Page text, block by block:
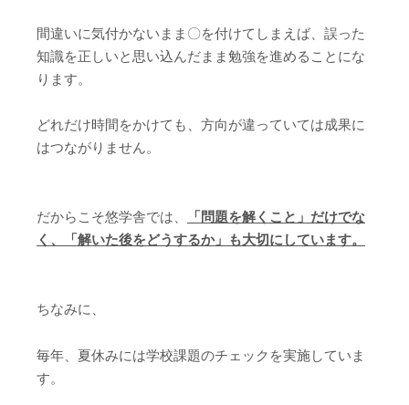
間違いに気付かないまま〇を付けてしまえば、誤った
知識を正しいと思い込んだまま勉強を進めることにな
ります。
どれだけ時間をかけても、方向が違っていては成果に
はつながりません。
だからこそ悠学舎では、
「問題を解くこと」だけでな
く、「解いた後をどうするか」も大切にしています。
ちなみに、
毎年、夏休みには学校課題のチェックを実施していま
す。